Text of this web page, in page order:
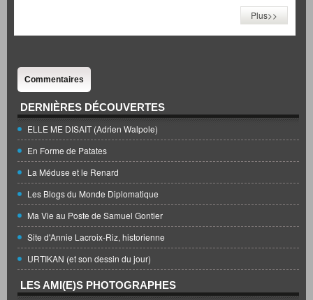
Plus>>
Commentaires
DERNIÈRES DÉCOUVERTES
ELLE ME DISAIT (Adrien Walpole)
En Forme de Patates
La Méduse et le Renard
Les Blogs du Monde Diplomatique
Ma Vie au Poste de Samuel Gontier
Site d'Annie Lacroix-Riz, historienne
URTIKAN (et son dessin du jour)
LES AMI(E)S PHOTOGRAPHES